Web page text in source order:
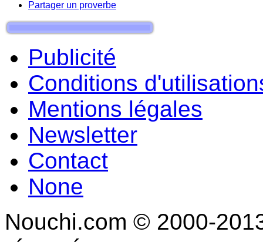
Partager un proverbe
Publicité
Conditions
Mentions légales
Newsletter
Contact
None
Nouchi.com © 2000-